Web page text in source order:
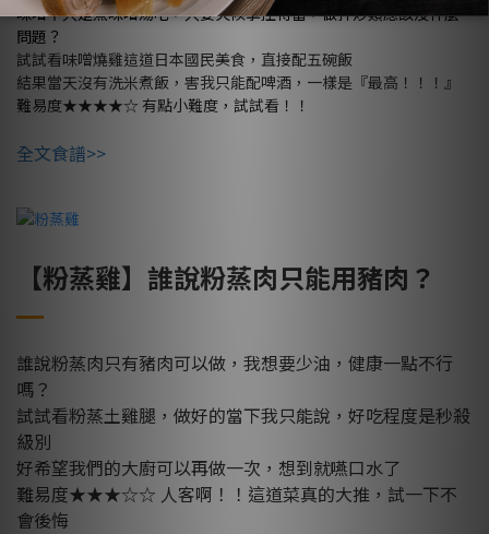
味噌不只是煮味噌湯吧，只要火候掌控得當，做拌炒類應該沒什麼
問題？
試試看味噌燒雞這道日本國民美食，直接配五碗飯
結果當天沒有洗米煮飯，害我只能配啤酒，一樣是『最高！！！』
難易度★★★★☆ 有點小難度，試試看！！
全文食譜>>
【粉蒸雞】誰說粉蒸肉只能用豬肉？
誰說粉蒸肉只有豬肉可以做，我想要少油，健康一點不行
嗎？
試試看粉蒸土雞腿，做好的當下我只能說，好吃程度是秒殺
級別
好希望我們的大廚可以再做一次，想到就嚥口水了
難易度★★★☆☆ 人客啊！！這道菜真的大推，試一下不
會後悔